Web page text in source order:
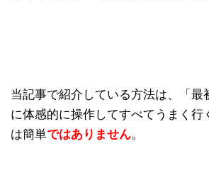
当記事で紹介している方法は、「最
に体感的に操作してすべてうまく行
は簡単ではありません。